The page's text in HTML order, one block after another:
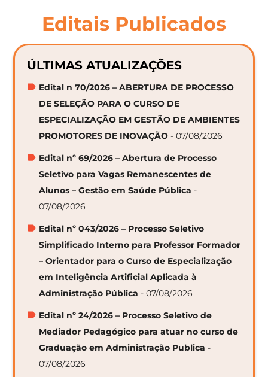
Editais Publicados
ÚLTIMAS ATUALIZAÇÕES
Edital n 70/2026 – ABERTURA DE PROCESSO
DE SELEÇÃO PARA O CURSO DE
ESPECIALIZAÇÃO EM GESTÃO DE AMBIENTES
PROMOTORES DE INOVAÇÃO - 07/08/2026
Edital nº 69/2026 – Abertura de Processo
Seletivo para Vagas Remanescentes de
Alunos – Gestão em Saúde Pública -
07/08/2026
Edital nº 043/2026 – Processo Seletivo
Simplificado Interno para Professor Formador
– Orientador para o Curso de Especialização
em Inteligência Artificial Aplicada à
Administração Pública - 07/08/2026
Edital nº 24/2026 – Processo Seletivo de
Mediador Pedagógico para atuar no curso de
Graduação em Administração Publica -
07/08/2026